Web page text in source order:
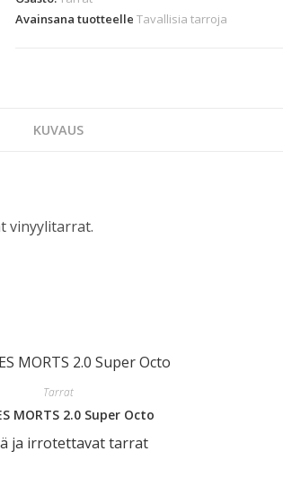
Avainsana tuotteelle Tavallisia tarroja
KUVAUS
vinyylitarrat.
Tarrat
MORTS 2.0 Super Octo
ja irrotettavat tarrat